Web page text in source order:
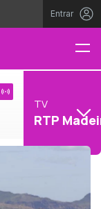
Entrar
TV
RTP